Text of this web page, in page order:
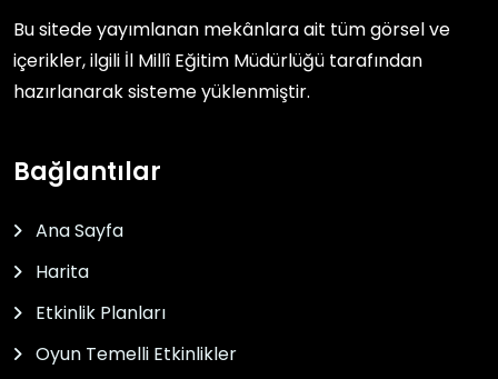
Bu sitede yayımlanan mekânlara ait tüm görsel ve
içerikler, ilgili İl Millî Eğitim Müdürlüğü tarafından
hazırlanarak sisteme yüklenmiştir.
Bağlantılar
Ana Sayfa
Harita
Etkinlik Planları
Oyun Temelli Etkinlikler